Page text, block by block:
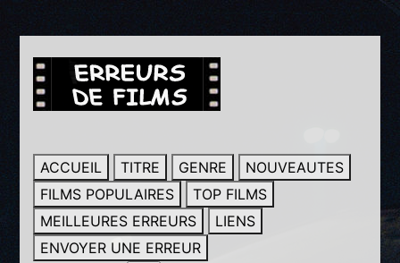
ACCUEIL TITRE GENRE
NOUVEAUTES
FILMS POPULAIRES
TOP FILMS
MEILLEURES ERREURS
LIENS
ENVOYER UNE ERREUR